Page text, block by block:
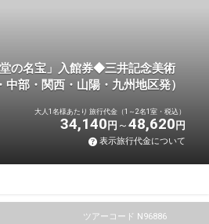
堂の名宝」入館券◆三井記念美術
部・関西・山陽・九州地区発）
大人1名様あたり 旅行代金（1～2名1室・税込）
34,140 円 48,620 円
表示旅行代金について
ツアーコード N96886